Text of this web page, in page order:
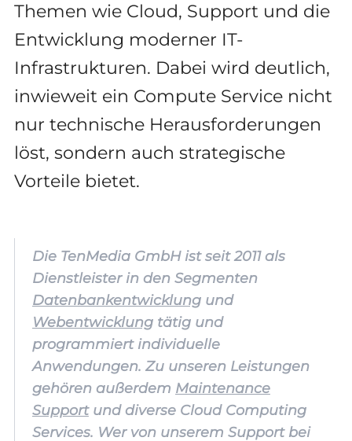
Themen wie Cloud, Support und die
Entwicklung moderner IT-
Infrastrukturen. Dabei wird deutlich,
inwieweit ein Compute Service nicht
nur technische Herausforderungen
löst, sondern auch strategische
Vorteile bietet.
Die TenMedia GmbH ist seit 2011 als
Dienstleister in den Segmenten
Datenbankentwicklungund
Webentwicklungtätig und
programmiert individuelle
Anwendungen. Zu unseren Leistungen
gehören außerdem Maintenance
Supportund diverse Cloud Computing
Services. Wer von unserem Support bei